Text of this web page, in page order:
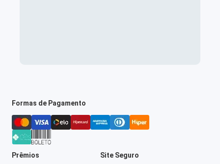
Formas de Pagamento
Prêmios Site Seguro